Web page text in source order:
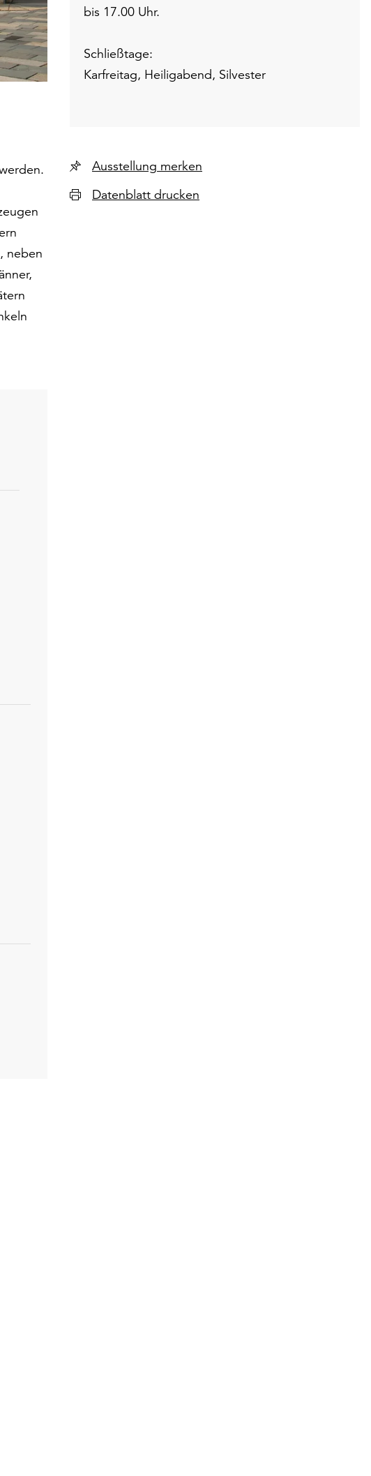
neben
bis 17.00 Uhr.
Schließtage:
Karfreitag, Heiligabend, Silvester
Ausstellung merken
Datenblatt drucken